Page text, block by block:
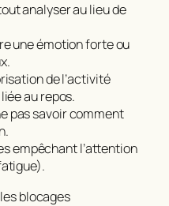
analyser au lieu de
une émotion forte ou
de l’activité
au repos.
pas savoir comment
empêchant l’attention
blocages